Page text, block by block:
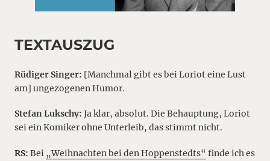
TEXTAUSZUG
Rüdiger Singer: [Manchmal gibt es bei Loriot eine Lust
am] ungezogenen Humor.
Stefan Lukschy: Ja klar, absolut. Die Behauptung, Loriot
sei ein Komiker ohne Unterleib, das stimmt nicht.
RS: Bei „Weihnachten bei den Hoppenstedts“ finde ich es